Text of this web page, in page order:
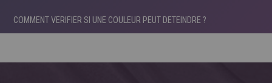
COMMENT VERIFIER SI UNE COULEUR PEUT DETEINDRE ?